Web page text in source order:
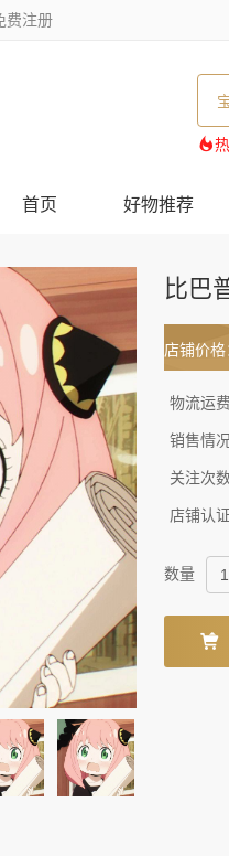
费注册
首页 好物推荐
比巴
店铺价格
物流运费
销售情况
关注次
店铺认证
数量